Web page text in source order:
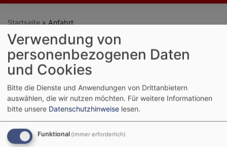
Startseite Anfahrt
German
English
Anfahrt
Wo wir sind
Verwendung von
personenbezogenen Daten
und Cookies
Bitte die Dienste und Anwendungen von Drittanbietern
auswählen, die wir nutzen möchten. Für weitere Informationen
bitte unsere Datenschutzhinweise lesen.
Funktional (immer erforderlich)